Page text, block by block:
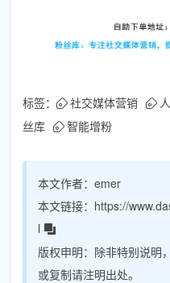
标签： 社交媒体营销
丝库
智能增粉
本文作者： emer
本文链接： https://
l
版权申明： 除非特别说明
或复制请注明出处。